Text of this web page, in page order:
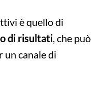
è quello di
di risultati, che può
un canale di